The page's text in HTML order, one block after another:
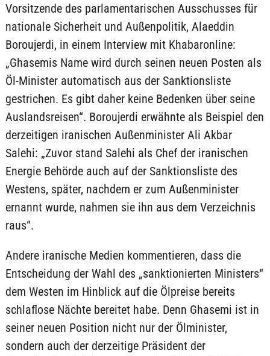
Vorsitzende des parlamentarischen Ausschusses für
nationale Sicherheit und Außenpolitik, Alaeddin
Boroujerdi, in einem Interview mit Khabaronline:
„Ghasemis Name wird durch seinen neuen Posten als
Öl-Minister automatisch aus der Sanktionsliste
gestrichen. Es gibt daher keine Bedenken über seine
Auslandsreisen“. Boroujerdi erwähnte als Beispiel den
derzeitigen iranischen Außenminister Ali Akbar
Salehi: „Zuvor stand Salehi als Chef der iranischen
Energie Behörde auch auf der Sanktionsliste des
Westens, später, nachdem er zum Außenminister
ernannt wurde, nahmen sie ihn aus dem Verzeichnis
raus“.
Andere iranische Medien kommentieren, dass die
Entscheidung der Wahl des „sanktionierten Ministers“
dem Westen im Hinblick auf die Ölpreise bereits
schlaflose Nächte bereitet habe. Denn Ghasemi ist in
seiner neuen Position nicht nur der Ölminister,
sondern auch der derzeitige Präsident der